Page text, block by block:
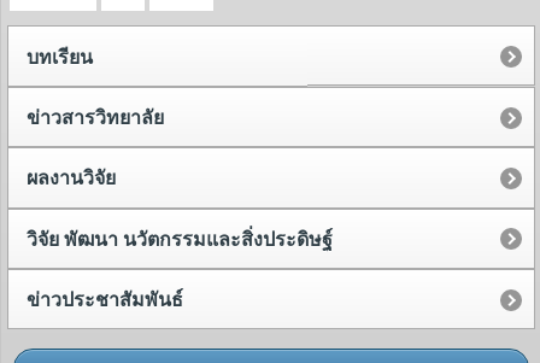
บทเรียน
ข่าวสารวิทยาลัย
ผลงานวิจัย
วิจัย พัฒนา นวัตกรรมและสิ่งประดิษฐ์
ข่าวประชาสัมพันธ์